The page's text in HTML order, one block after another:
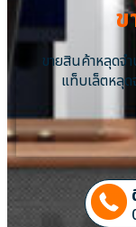
ข
ขายสินค้าหลุดจ
แท็บเล็ตหลุด